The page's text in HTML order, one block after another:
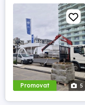
Promovat 5